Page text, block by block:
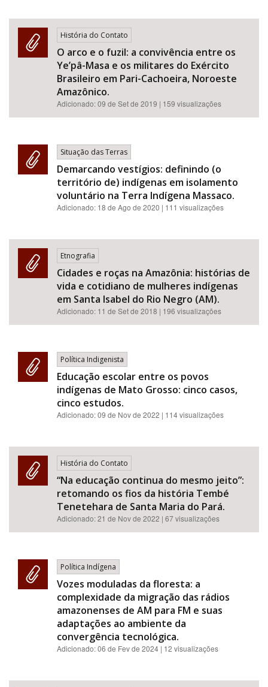
História do Contato
O arco e o fuzil: a convivência entre os
Ye’pâ-Masa e os militares do Exército
Brasileiro em Pari-Cachoeira, Noroeste
Amazônico.
Adicionado:09 de Set de 2019 | 159 visualizações
Situação das Terras
Demarcando vestígios: definindo (o
território de) indígenas em isolamento
voluntário na Terra Indígena Massaco.
Adicionado: 18 de Ago de 2020 | 111 visualizações
Etnografia
Cidades e roças na Amazônia: histórias de
vida e cotidiano de mulheres indígenas
em Santa Isabel do Rio Negro (AM).
Adicionado: 11 de Set de 2018 | 196 visualizações
Política Indigenista
Educação escolar entre os povos
indígenas de Mato Grosso: cinco casos,
cinco estudos.
Adicionado:09 de Nov de 2022 | 114 visualizações
História do Contato
“Na educação continua do mesmo jeito”:
retomando os fios da história Tembé
Tenetehara de Santa Maria do Pará.
Adicionado:21 de Nov de 2022 | 67 visualizações
Política Indígena
Vozes moduladas da floresta: a
complexidade da migração das rádios
amazonenses de AM para FM e suas
adaptações ao ambiente da
convergência tecnológica.
Adicionado:06 de Fev de 2024 | 12 visualizações